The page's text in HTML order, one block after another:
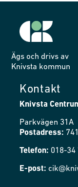
Ägs och drivs av
Knivsta kommun
Kontakt
Knivsta
Parkvägen 31A
Postadress:
Telefon: 018-34
E-post: